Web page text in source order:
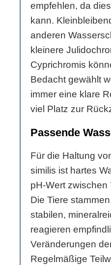
empfehlen, da
kann.
anderen
kleinere
Cyprichromis
Bedacht gewählt
immer eine klare
viel Platz zur
Passende
Für die Haltung
similis ist hartes
pH-Wert zwischen
Die Tiere
stabilen,
reagieren
Veränderungen
Regelmäßige